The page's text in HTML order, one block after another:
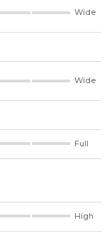
Wide
Wide
Full
High